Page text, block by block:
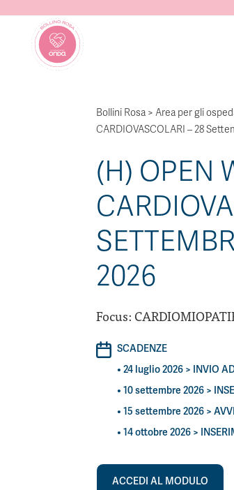
Bollini Rosa > Area per gli
CARDIOVASCOLARI – 28
(H) OPEN
2026
Focus:
SCADENZE
• 24 luglio 2026 > INVIO
• 10 settembre 2026 >
• 15 settembre 2026 >
• 14 ottobre 2026 >
ACCEDI AL MODULO